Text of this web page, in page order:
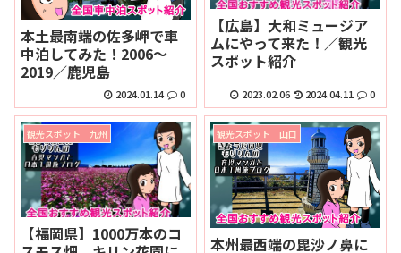
本土最南端の佐多岬で車
中泊してみた！2006～
2019／鹿児島
2024.01.14 0
【広島】大和ミュージア
ムにやって来た！／観光
スポット紹介
2023.02.06 2024.04.11 0
観光スポット 九州
【福岡県】1000万本のコ
観光スポット 山口
本州最西端の毘沙ノ鼻に